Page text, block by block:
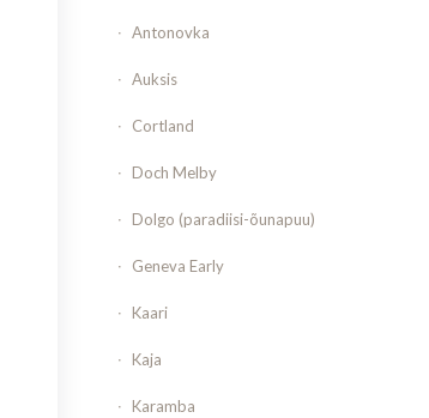
Antonovka
Auksis
Cortland
Doch Melby
Dolgo (paradiisi-õunapuu)
Geneva Early
Kaari
Kaja
Karamba